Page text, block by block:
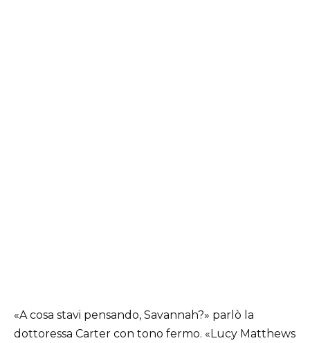
«A cosa stavi pensando, Savannah?» parlò la
dottoressa Carter con tono fermo. «Lucy Matthews